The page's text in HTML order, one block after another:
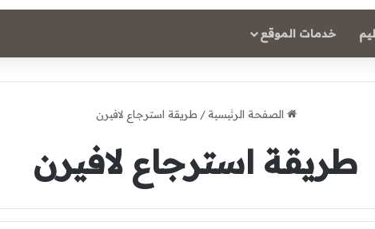
خدمات الموقع
الصفحة الرئيسية / طريقة استرجاع لافيرن
طريقة استرجاع لافيرن